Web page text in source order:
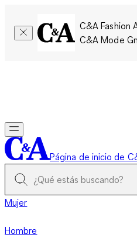
C&A Fashion
C&A Mode
Página de inicio de
Mujer
Hombre